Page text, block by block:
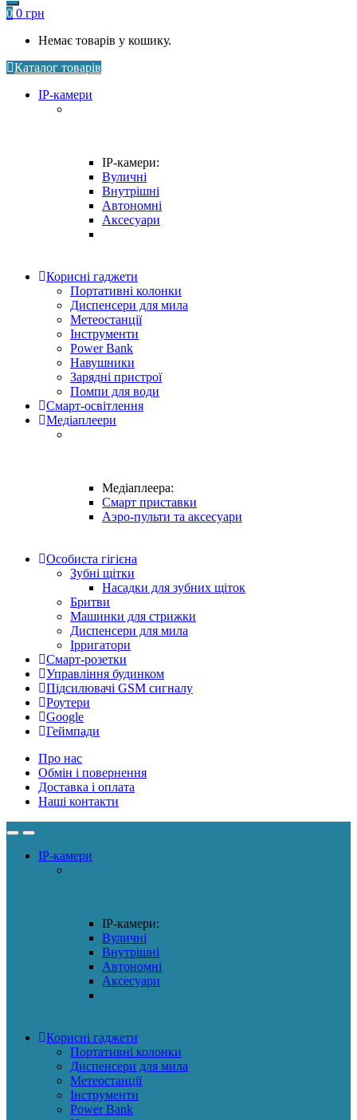
0 0 грн
Немає товарів у кошику.
Каталог товарів
IP-камери
IP-камери:
Вуличні
Внутрішні
Автономні
Аксесуари
Корисні гаджети
Портативні колонки
Диспенсери для мила
Метеостанції
Інструменти
Power Bank
Навушники
Зарядні пристрої
Помпи для води
Смарт-освітлення
Медіаплеери
Медіаплеера:
Смарт приставки
Аэро-пульти та аксесуари
Особиста гігієна
Зубні щітки
Насадки для зубних щіток
Бритви
Машинки для стрижки
Диспенсери для мила
Ірригатори
Смарт-розетки
Управління будинком
Підсилювачі GSM сигналу
Роутери
Google
Геймпади
Про нас
Обмін і повернення
Доставка і оплата
Наші контакти
IP-камери
IP-камери:
Вуличні
Внутрішні
Автономні
Аксесуари
Корисні гаджети
Портативні колонки
Диспенсери для мила
Метеостанції
Інструменти
Power Bank